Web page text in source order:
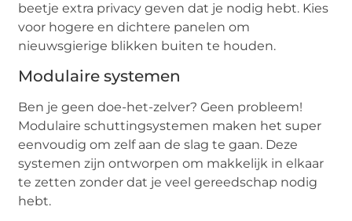
beetje extra privacy geven dat je nodig hebt. Kies
voor hogere en dichtere panelen om
nieuwsgierige blikken buiten te houden.
Modulaire systemen
Ben je geen doe-het-zelver? Geen probleem!
Modulaire schuttingsystemen maken het super
eenvoudig om zelf aan de slag te gaan. Deze
systemen zijn ontworpen om makkelijk in elkaar
te zetten zonder dat je veel gereedschap nodig
hebt.